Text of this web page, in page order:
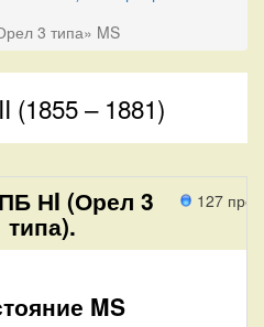
3 типа» MS
(1855 – 1881)
127
НI (Орел 3
типа).
MS